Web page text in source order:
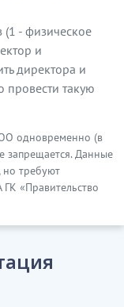
(1 - физическое
и
директора и
провести такую
одновременно (в
запрещается. Данные
но требуют
«Правительство